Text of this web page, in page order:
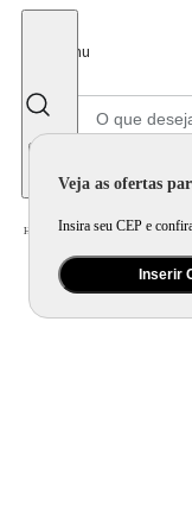
Menu
Veja as ofertas
Insira seu CEP e
Inserir
Home Eletrodomésticos / Máquina de